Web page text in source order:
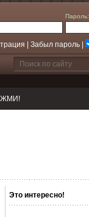
Пароль:
Забыл пароль|
ЖМИ!
Это интересно!